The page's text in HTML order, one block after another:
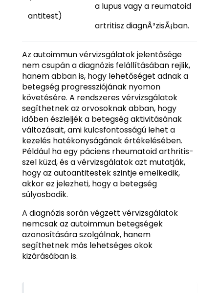
antitest)
a lupus vagy a reumatoid
artritisz diagnÃ³zisÃ¡ban.
Az autoimmun vérvizsgálatok jelentősége
nem csupán a diagnózis felállításában rejlik,
hanem abban is, hogy lehetőséget adnak a
betegség progressziójának nyomon
követésére. A rendszeres vérvizsgálatok
segíthetnek az orvosoknak abban, hogy
időben észleljék a betegség aktivitásának
változásait, ami kulcsfontosságú lehet a
kezelés hatékonyságának értékelésében.
Például ha egy páciens rheumatoid arthritis-
szel küzd, és a vérvizsgálatok azt mutatják,
hogy az autoantitestek szintje emelkedik,
akkor ez jelezheti, hogy a betegség
súlyosbodik.
A diagnózis során végzett vérvizsgálatok
nemcsak az autoimmun betegségek
azonosítására szolgálnak, hanem
segíthetnek más lehetséges okok
kizárásában is.